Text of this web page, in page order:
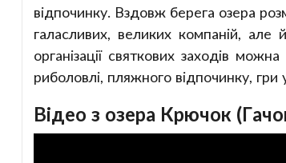
відпочинку. Вздовж берега озера
галасливих, великих компаній,
організації святкових заходів
риболовлі, пляжного відпочинку,
Відео з озера Крючок